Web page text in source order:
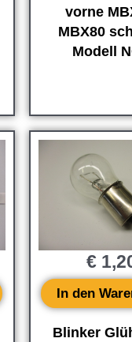
vorne
MBX80
Modell
Blinker
€
In den